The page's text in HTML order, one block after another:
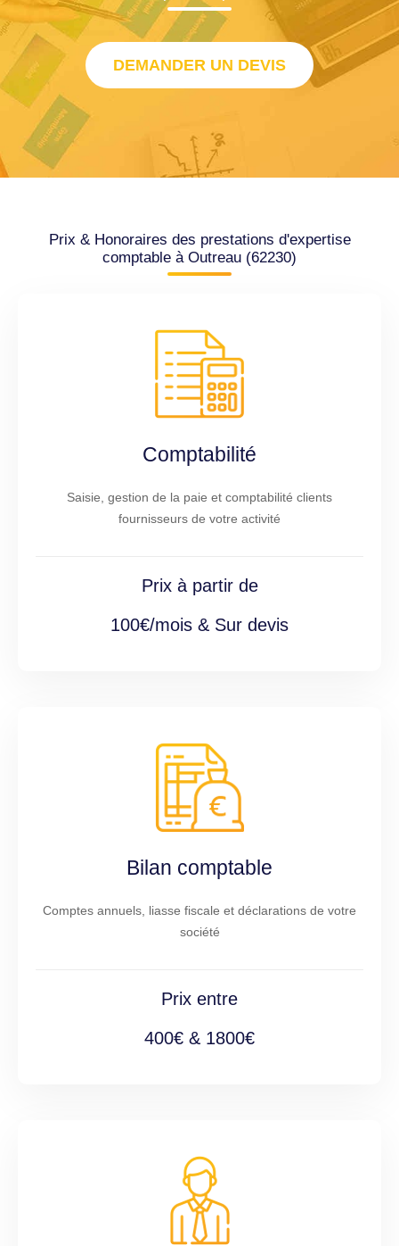
DEMANDER UN DEVIS
Prix & Honoraires des prestations d'expertise
comptable à Outreau (62230)
Comptabilité
Saisie, gestion de la paie et comptabilité clients
fournisseurs de votre activité
Prix à partir de
100€/mois & Sur devis
Bilan comptable
Comptes annuels, liasse fiscale et déclarations de votre
société
Prix entre
400€ & 1800€